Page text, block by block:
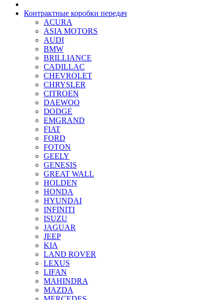
Контрактные коробки передач
ACURA
ASIA MOTORS
AUDI
BMW
BRILLIANCE
CADILLAC
CHEVROLET
CHRYSLER
CITROEN
DAEWOO
DODGE
EMGRAND
FIAT
FORD
FOTON
GEELY
GENESIS
GREAT WALL
HOLDEN
HONDA
HYUNDAI
INFINITI
ISUZU
JAGUAR
JEEP
KIA
LAND ROVER
LEXUS
LIFAN
MAHINDRA
MAZDA